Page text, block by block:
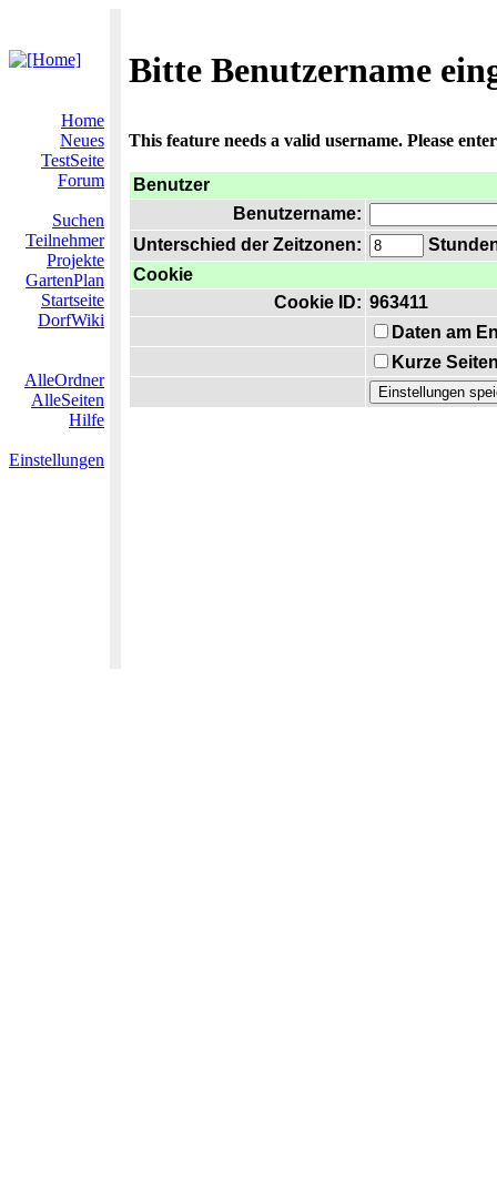
Bitte Benutzername
Home
Neues
TestSeite
Forum
Suchen
Teilnehmer
Projekte
GartenPlan
Startseite
DorfWiki
AlleOrdner
AlleSeiten
Hilfe
Einstellungen
This feature needs a valid username. Please
Benutzer
Benutzername:
Unterschied der Zeitzonen:
Cookie
Cookie ID: 963411
Daten am
Kurze